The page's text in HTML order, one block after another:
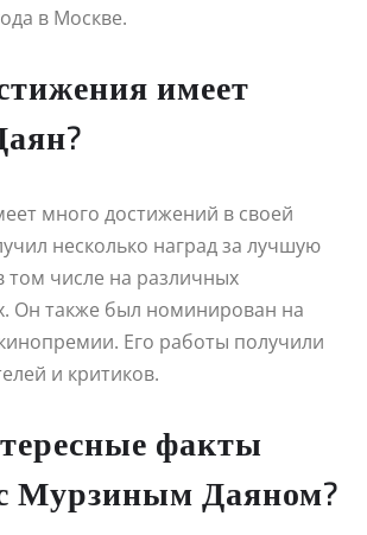
в Москве.
имеет
много достижений в своей
несколько наград за лучшую
том числе на различных
Он также был номинирован на
Его работы получили
и критиков.
факты
Мурзиным Даяном?